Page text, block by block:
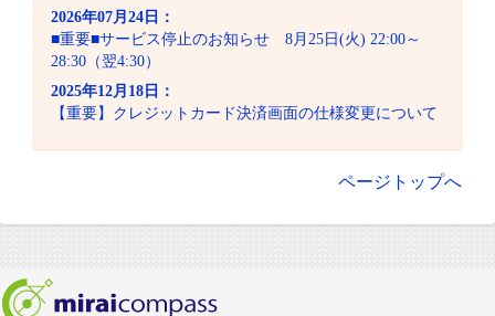
2026年07月24日：
■重要■サービス停止のお知らせ 8月25日(火) 22:00～
28:30（翌4:30）
2025年12月18日：
【重要】クレジットカード決済画面の仕様変更について
ページトップへ